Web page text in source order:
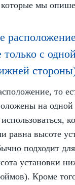
которые мы
расположение
только с
то
на одной
равна высоте
подходит
установки
Кроме